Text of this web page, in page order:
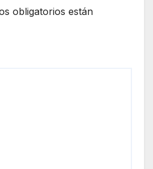
obligatorios están